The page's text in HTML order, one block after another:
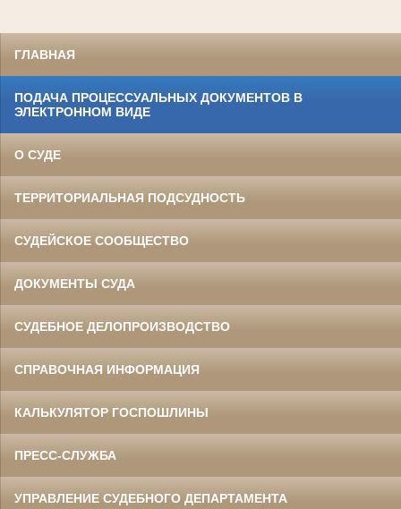
ГЛАВНАЯ
ПОДАЧА ПРОЦЕССУАЛЬНЫХ ДОКУМЕНТОВ В
ЭЛЕКТРОННОМ ВИДЕ
О СУДЕ
ТЕРРИТОРИАЛЬНАЯ ПОДСУДНОСТЬ
СУДЕЙСКОЕ СООБЩЕСТВО
ДОКУМЕНТЫ СУДА
СУДЕБНОЕ ДЕЛОПРОИЗВОДСТВО
СПРАВОЧНАЯ ИНФОРМАЦИЯ
КАЛЬКУЛЯТОР ГОСПОШЛИНЫ
ПРЕСС-СЛУЖБА
УПРАВЛЕНИЕ СУДЕБНОГО ДЕПАРТАМЕНТА